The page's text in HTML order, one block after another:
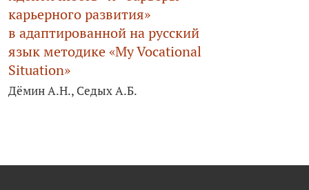
карьерного развития»
в адаптированной на русский
язык методике «My Vocational
Situation»
Дёмин А.Н., Седых А.Б.